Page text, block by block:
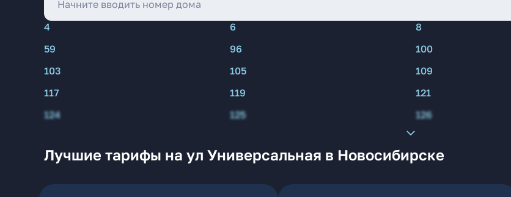
4 6 8
59
96 100
103
105 109
117
119 121
124
125 126
Лучшие тарифы на ул Универсальная в Новосибирске